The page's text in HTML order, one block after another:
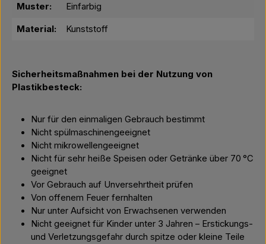
Muster: Einfarbig
Material: Kunststoff
Sicherheitsmaßnahmen bei der Nutzung von
Plastikbesteck:
Nur für den einmaligen Gebrauch bestimmt
Nicht spülmaschinengeeignet
Nicht mikrowellengeeignet
Nicht für sehr heiße Speisen oder Getränke über 70 °C
geeignet
Vor Gebrauch auf Unversehrtheit prüfen
Von offenem Feuer fernhalten
Nur unter Aufsicht von Erwachsenen verwenden
Nicht geeignet für Kinder unter 3 Jahren – Erstickungs-
und Verletzungsgefahr durch spitze oder kleine Teile